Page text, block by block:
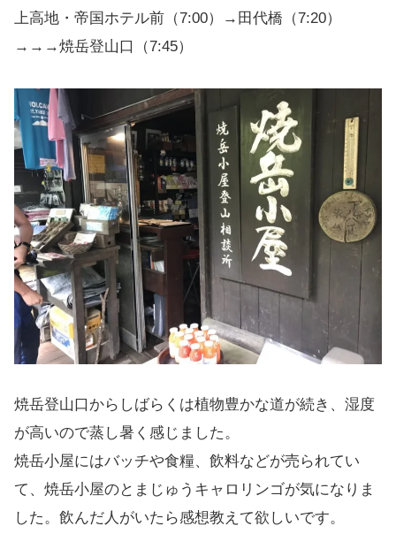
上高地・帝国ホテル前（7:00）→田代橋（7:20）
→→→焼岳登山口（7:45）
焼岳登山口からしばらくは植物豊かな道が続き、湿度
が高いので蒸し暑く感じました。
焼岳小屋にはバッチや食糧、飲料などが売られてい
て、焼岳小屋のとまじゅうキャロリンゴが気になりま
した。飲んだ人がいたら感想教えて欲しいです。